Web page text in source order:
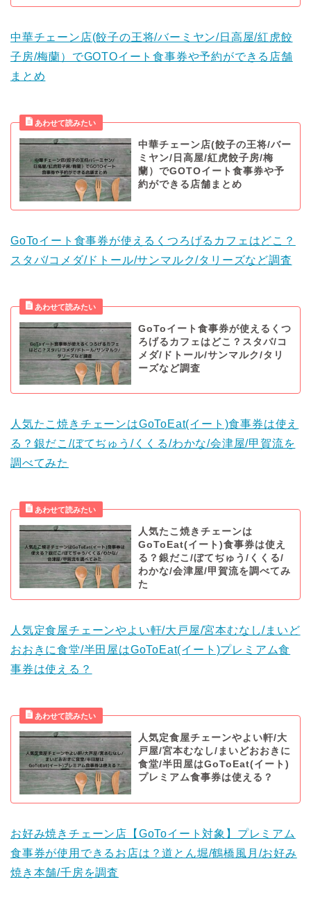
中華チェーン店(餃子の王将/バーミヤン/日高屋/紅虎餃
子房/梅蘭）でGOTOイート食事券や予約ができる店舗
まとめ
中華チェーン店(餃子の王将/バー
ミヤン/日高屋/紅虎餃子房/梅
蘭）でGOTOイート食事券や予
約ができる店舗まとめ
GoToイート食事券が使えるくつろげるカフェはどこ？
スタバ/コメダ/ドトール/サンマルク/タリーズなど調査
GoToイート食事券が使えるくつ
ろげるカフェはどこ？スタバ/コ
メダ/ドトール/サンマルク/タリ
ーズなど調査
人気たこ焼きチェーンはGoToEat(イート)食事券は使え
る？銀だこ/ぼてぢゅう/くくる/わかな/会津屋/甲賀流を
調べてみた
人気たこ焼きチェーンは
GoToEat(イート)食事券は使え
る？銀だこ/ぼてぢゅう/くくる/
わかな/会津屋/甲賀流を調べてみ
た
人気定食屋チェーンやよい軒/大戸屋/宮本むなし/まいど
おおきに食堂/半田屋はGoToEat(イート)プレミアム食
事券は使える？
人気定食屋チェーンやよい軒/大
戸屋/宮本むなし/まいどおおきに
食堂/半田屋はGoToEat(イート)
プレミアム食事券は使える？
お好み焼きチェーン店【GoToイート対象】プレミアム
食事券が使用できるお店は？道とん堀/鶴橋風月/お好み
焼き本舗/千房を調査